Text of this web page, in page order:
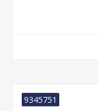
9345751